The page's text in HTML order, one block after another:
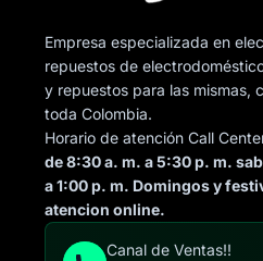
Empresa especializada en
repuestos de
y repuestos para las mismas,
toda Colombia.
Horario de atención Call
de 8:30 a. m. a 5:30 p. m.
a 1:00 p. m. Domingos y
atencion online.
Canal de Ventas!!